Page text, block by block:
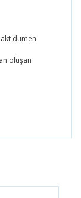
dümen
oluşan